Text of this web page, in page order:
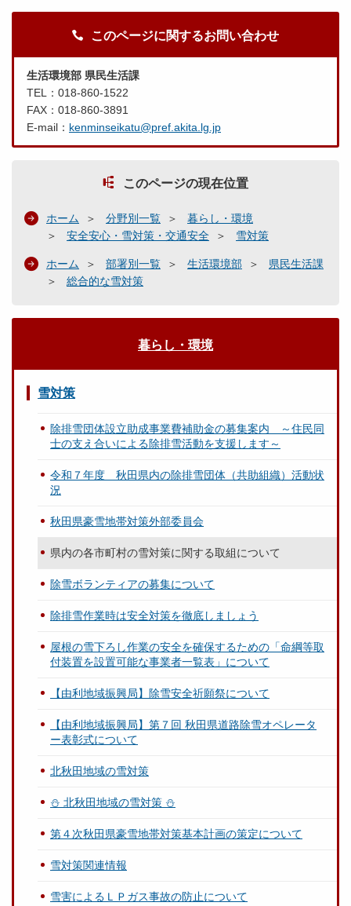
このページに関するお問い合わせ
生活環境部 県民生活課
TEL：018-860-1522
FAX：018-860-3891
E-mail： kenminseikatu@pref.akita.lg.jp
このページの現在位置
ホーム 分野別一覧
暮らし・環境
安全安心・雪対策・交通安全
雪対策
ホーム 部署別一覧 生活環境部
県民生活課
総合的な雪対策
暮らし・環境
雪対策
除排雪団体設立助成事業費補助金の募集案内 ～住民同
士の支え合いによる除排雪活動を支援します～
令和７年度 秋田県内の除排雪団体（共助組織）活動状
況
秋田県豪雪地帯対策外部委員会
県内の各市町村の雪対策に関する取組について
除雪ボランティアの募集について
除排雪作業時は安全対策を徹底しましょう
屋根の雪下ろし作業の安全を確保するための「命綱等取
付装置を設置可能な事業者一覧表」について
【由利地域振興局】除雪安全祈願祭について
【由利地域振興局】第７回 秋田県道路除雪オペレータ
ー表彰式について
北秋田地域の雪対策
⛄ 北秋田地域の雪対策 ⛄
第４次秋田県豪雪地帯対策基本計画の策定について
雪対策関連情報
雪害によるＬＰガス事故の防止について